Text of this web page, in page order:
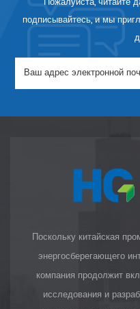
OPTRONICS предлагает
плосковыпуклые линзы с
различными вариантами
покрытия.
подписывайтесь, и мы
Поскольку китайская
энергосберегающего
компания продолжит
исследования и